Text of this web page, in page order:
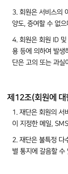
3. 회원은 서비스의
양도, 증여할 수 없
4. 회원은 회원 ID
용 등에 의하여 발생
단은 고의 또는 과실
제12조(회원에 대
1. 재단은 회원의 서
이 지정한 메일,
2. 재단은 불특정 다
별 통지에 갈음할 수